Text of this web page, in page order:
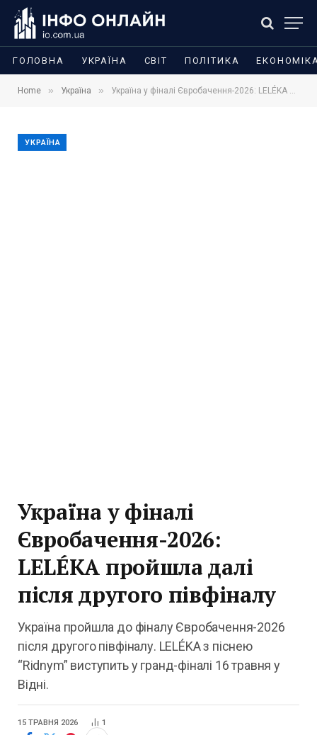
ГОЛОВНА УКРАЇНА СВІТ ПОЛІТИКА
Home » Україна » Україна у фіналі Євробачення-2026: LELÉKA пройшла далі після другого півфіналу
УКРАЇНА
Україна у фіналі
Євробачення-2026:
LELÉKA пройшла далі
після другого півфіналу
Україна пройшла до фіналу Євробачення-2026
після другого півфіналу. LELÉKA з піснею
“Ridnym” виступить у гранд-фіналі 16 травня у
Відні.
15 ТРАВНЯ 2026 1